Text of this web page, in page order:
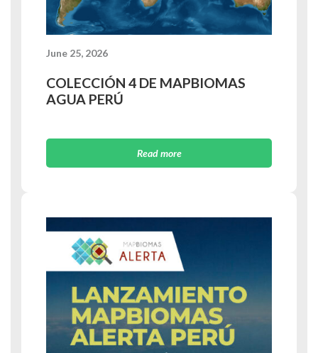
June 25, 2026
COLECCIÓN 4 DE MAPBIOMAS
AGUA PERÚ
Read more